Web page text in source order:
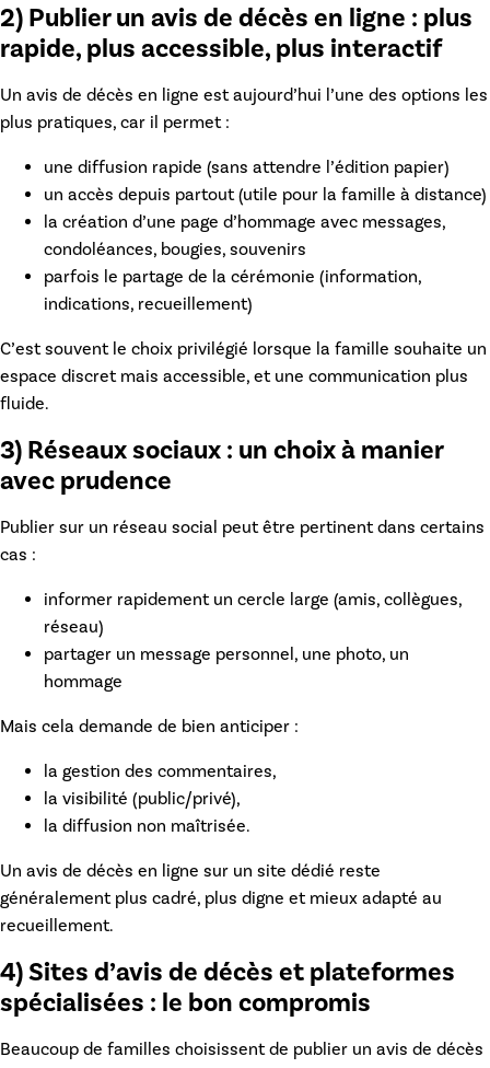
2) Publier un avis de décès en ligne : plus
rapide, plus accessible, plus interactif
Un avis de décès en ligne est aujourd’hui l’une des options les
plus pratiques, car il permet :
une diffusion rapide (sans attendre l’édition papier)
un accès depuis partout (utile pour la famille à distance)
la création d’une page d’hommage avec messages,
condoléances, bougies, souvenirs
parfois le partage de la cérémonie (information,
indications, recueillement)
C’est souvent le choix privilégié lorsque la famille souhaite un
espace discret mais accessible, et une communication plus
fluide.
3) Réseaux sociaux : un choix à manier
avec prudence
Publier sur un réseau social peut être pertinent dans certains
cas :
informer rapidement un cercle large (amis, collègues,
réseau)
partager un message personnel, une photo, un
hommage
Mais cela demande de bien anticiper :
la gestion des commentaires,
la visibilité (public/privé),
la diffusion non maîtrisée.
Un avis de décès en ligne sur un site dédié reste
généralement plus cadré, plus digne et mieux adapté au
recueillement.
4) Sites d’avis de décès et plateformes
spécialisées : le bon compromis
Beaucoup de familles choisissent de publier un avis de décès